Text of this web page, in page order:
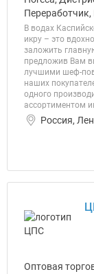
Переработчик,
В водах
икру – это
заложить
предложив Вам
лучшими шеф-
наших
одного
ассортиментом
Россия,
Оптовая